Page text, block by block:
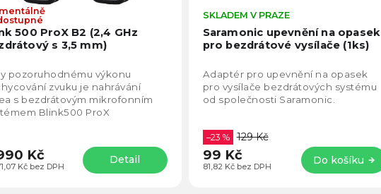
500 ProX B2 (2,4 GHz
s 3,5 mm)
Průměrné
hodnocení
produktu
Kč bez DPH
Kč Detail
pozoruhodnému výkonu
zvuku je nahrávání
s bezdrátovým mikrofonním
Blink500 ProX
Saramonic upevnění na opasek
pro bezdrátové vysílače (1ks)
SKLADEM V PRAZE
81,82 Kč bez DPH
–23 % 129 Kč
99 Kč Do košíku
Adaptér pro upevnění na opasek
pro vysílače bezdrátových systému
od společnosti Saramonic.